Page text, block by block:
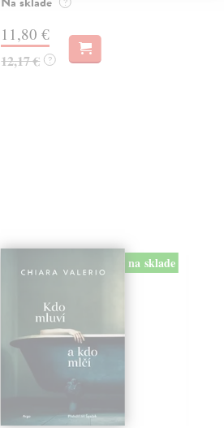
11,80 €
12,17 € ?
na sklade